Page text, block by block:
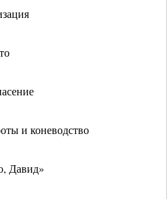
и коневодство
Давид»